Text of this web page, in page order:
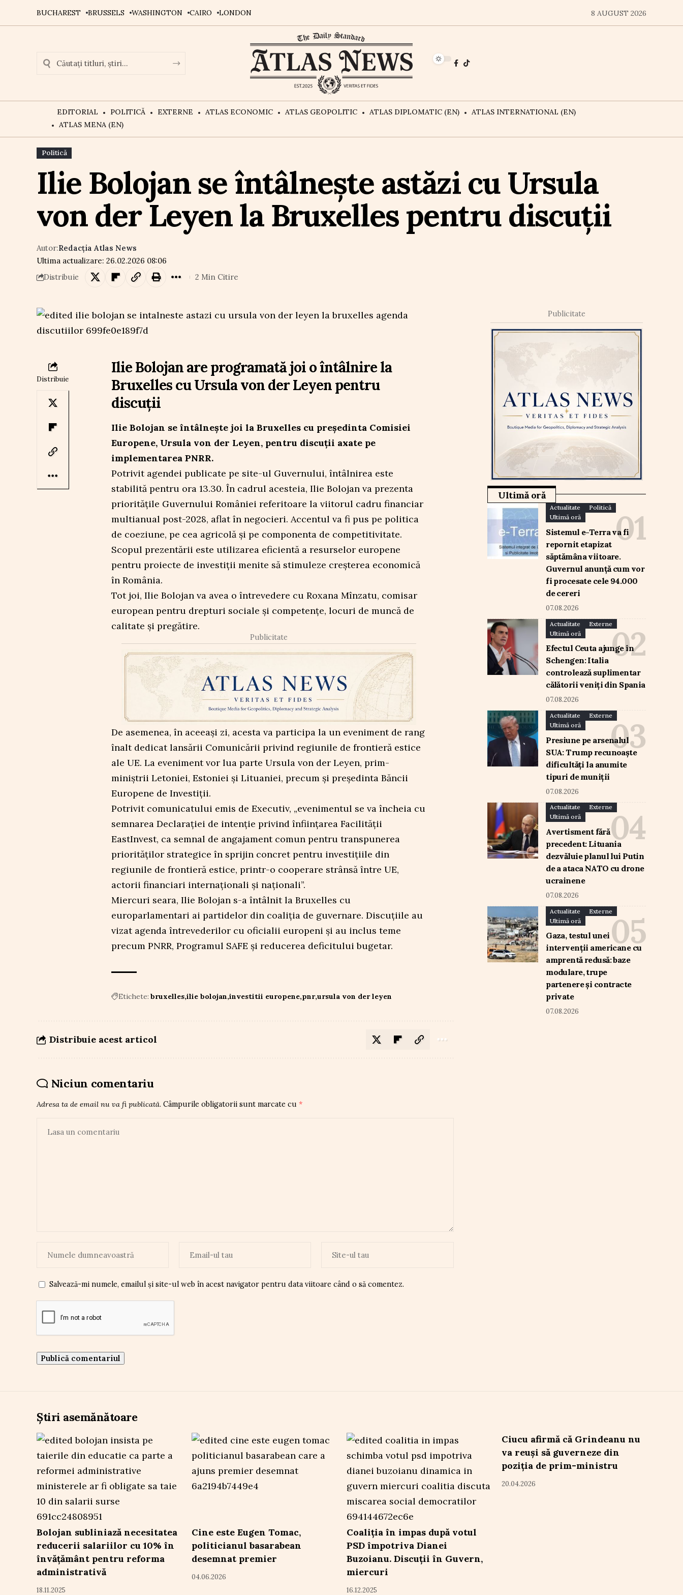
BUCHAREST BRUSSELS WASHINGTON CAIRO LONDON 8 AUGUST 2026
EDITORIAL POLITICĂ EXTERNE ATLAS ECONOMIC ATLAS GEOPOLITIC ATLAS DIPLOMATIC (EN)
ATLAS INTERNATIONAL (EN)
ATLAS MENA (EN)
Politică
Ilie Bolojan se întâlnește astăzi cu Ursula
von der Leyen la Bruxelles pentru discuții
Ultima actualizare: 26.02.2026 08:06
Autor:Redacția Atlas News
Distribuie 2 Min Citire
Distribuie
Ilie Bolojan are programată joi o întâlnire la
Bruxelles cu Ursula von der Leyen pentru
discuții
Ilie Bolojan se întâlnește joi la Bruxelles cu președinta Comisiei
Europene, Ursula von der Leyen, pentru discuții axate pe
implementarea PNRR.
Potrivit agendei publicate pe site-ul Guvernului, întâlnirea este
stabilită pentru ora 13.30. În cadrul acesteia, Ilie Bolojan va prezenta
prioritățile Guvernului României referitoare la viitorul cadru financiar
multianual post-2028, aflat în negocieri. Accentul va fi pus pe politica
de coeziune, pe cea agricolă și pe componenta de competitivitate.
Scopul prezentării este utilizarea eficientă a resurselor europene
pentru proiecte de investiții menite să stimuleze creșterea economică
în România.
Tot joi, Ilie Bolojan va avea o întrevedere cu Roxana Mînzatu, comisar
european pentru drepturi sociale și competențe, locuri de muncă de
calitate și pregătire.
Publicitate
De asemenea, în aceeași zi, acesta va participa la un eveniment de rang
înalt dedicat lansării Comunicării privind regiunile de frontieră estice
ale UE. La eveniment vor lua parte Ursula von der Leyen, prim-
miniștrii Letoniei, Estoniei și Lituaniei, precum și președinta Băncii
Europene de Investiții.
Potrivit comunicatului emis de Executiv, „evenimentul se va încheia cu
semnarea Declarației de intenție privind înființarea Facilității
EastInvest, ca semnal de angajament comun pentru transpunerea
priorităților strategice în sprijin concret pentru investițiile din
regiunile de frontieră estice, printr-o cooperare strânsă între UE,
actorii financiari internaționali și naționali”.
Miercuri seara, Ilie Bolojan s-a întâlnit la Bruxelles cu
europarlamentari ai partidelor din coaliția de guvernare. Discuțiile au
vizat agenda întrevederilor cu oficialii europeni și au inclus teme
precum PNRR, Programul SAFE și reducerea deficitului bugetar.
Etichete: bruxelles ilie bolojan investitii europene pnr ursula von der leyen
Distribuie acest articol
Niciun comentariu
Adresa ta de email nu va fi publicată. Câmpurile obligatorii sunt marcate cu *
Salvează-mi numele, emailul și site-ul web în acest navigator pentru data viitoare când o să comentez.
Publicitate
Ultimă oră
Actualitate
Politică
Ultimă oră
Sistemul e-Terra va fi
repornit etapizat
săptămâna viitoare.
Guvernul anunță cum vor
fi procesate cele 94.000
de cereri
07.08.2026
Actualitate
Externe
Ultimă oră
Efectul Ceuta ajunge în
Schengen: Italia
controlează suplimentar
călătorii veniți din Spania
07.08.2026
Actualitate
Externe
Ultimă oră
Presiune pe arsenalul
SUA: Trump recunoaște
dificultăți la anumite
tipuri de muniții
07.08.2026
Actualitate
Externe
Ultimă oră
Avertisment fără
precedent: Lituania
dezvăluie planul lui Putin
de a ataca NATO cu drone
ucrainene
07.08.2026
Actualitate
Externe
Ultimă oră
Gaza, testul unei
intervenții americane cu
amprentă redusă: baze
modulare, trupe
partenere și contracte
private
07.08.2026
Știri asemănătoare
Bolojan subliniază necesitatea
reducerii salariilor cu 10% în
învățământ pentru reforma
administrativă
18.11.2025
Cine este Eugen Tomac,
politicianul basarabean
desemnat premier
04.06.2026
Coaliția în impas după votul
PSD împotriva Dianei
Buzoianu. Discuții în Guvern,
miercuri
16.12.2025
Ciucu afirmă că Grindeanu nu
va reuși să guverneze din
poziția de prim-ministru
20.04.2026